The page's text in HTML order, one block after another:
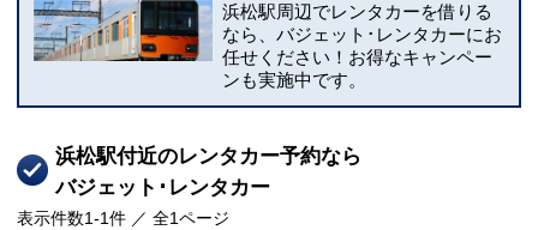
浜松駅周辺でレンタカーを借りる
なら、バジェット･レンタカーにお
任せください！お得なキャンペー
ンも実施中です。
浜松駅付近のレンタカー予約なら
バジェット･レンタカー
表示件数1-1件 ／ 全1ページ